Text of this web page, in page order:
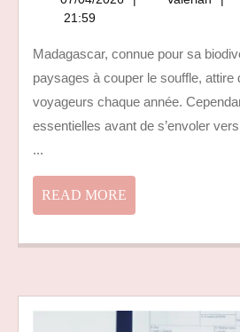
CONCERNANT
LE
PRIX
DU
MADAGASCAR
SUR
21:59
Madagascar, connue pour sa biodiversité et ses
paysages à couper le souffle, attire
voyageurs chaque année.
essentielles avant de s’envoler
...
READ MORE
MORE